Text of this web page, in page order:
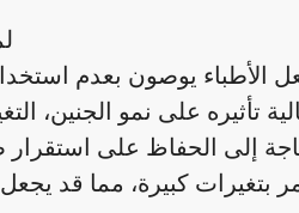
تأثيره على نمو الجنين،